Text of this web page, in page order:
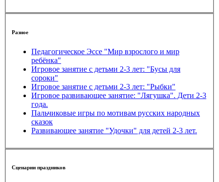
Разное
Педагогическое Эссе "Мир взрослого и мир
ребёнка"
Игровое занятие с детьми 2-3 лет: "Бусы для
сороки"
Игровое занятие с детьми 2-3 лет: "Рыбки"
Игровое развивающее занятие: "Лягушка". Дети 2-3
года.
Пальчиковые игры по мотивам русских народных
сказок
Развивающее занятие "Удочки" для детей 2-3 лет.
Сценарии праздников